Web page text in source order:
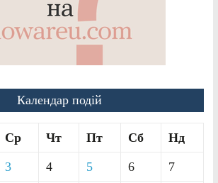
Календар подій
Ср Чт Пт Сб Нд
3 4 5 6 7